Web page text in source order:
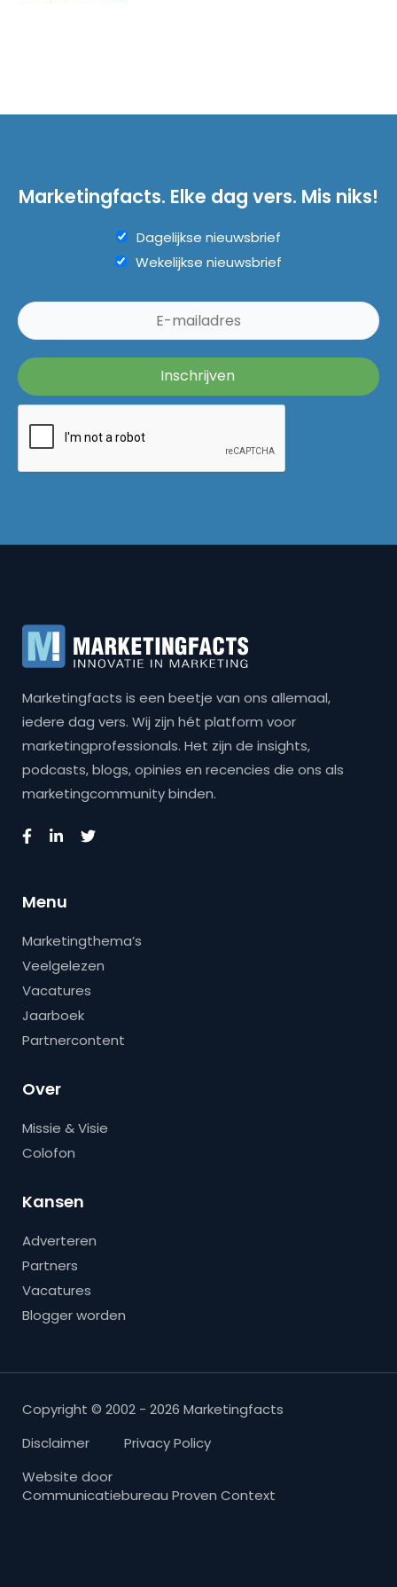
Marketingfacts. Elke dag vers. Mis niks!
Dagelijkse nieuwsbrief
Wekelijkse nieuwsbrief
Marketingfacts is een beetje van ons allemaal,
iedere dag vers. Wij zijn hét platform voor
marketingprofessionals. Het zijn de insights,
podcasts, blogs, opinies en recencies die ons als
marketingcommunity binden.
Menu
Marketingthema’s
Veelgelezen
Vacatures
Jaarboek
Partnercontent
Over
Missie & Visie
Colofon
Kansen
Adverteren
Partners
Vacatures
Blogger worden
Copyright © 2002 - 2026 Marketingfacts
Disclaimer
Privacy Policy
Website door
Communicatiebureau Proven Context